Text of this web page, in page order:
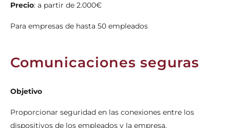
Precio: a partir de 2.000€
Para empresas de hasta 50 empleados
Comunicaciones seguras
Objetivo
Proporcionar seguridad en las conexiones entre los
dispositivos de los empleados y la empresa.